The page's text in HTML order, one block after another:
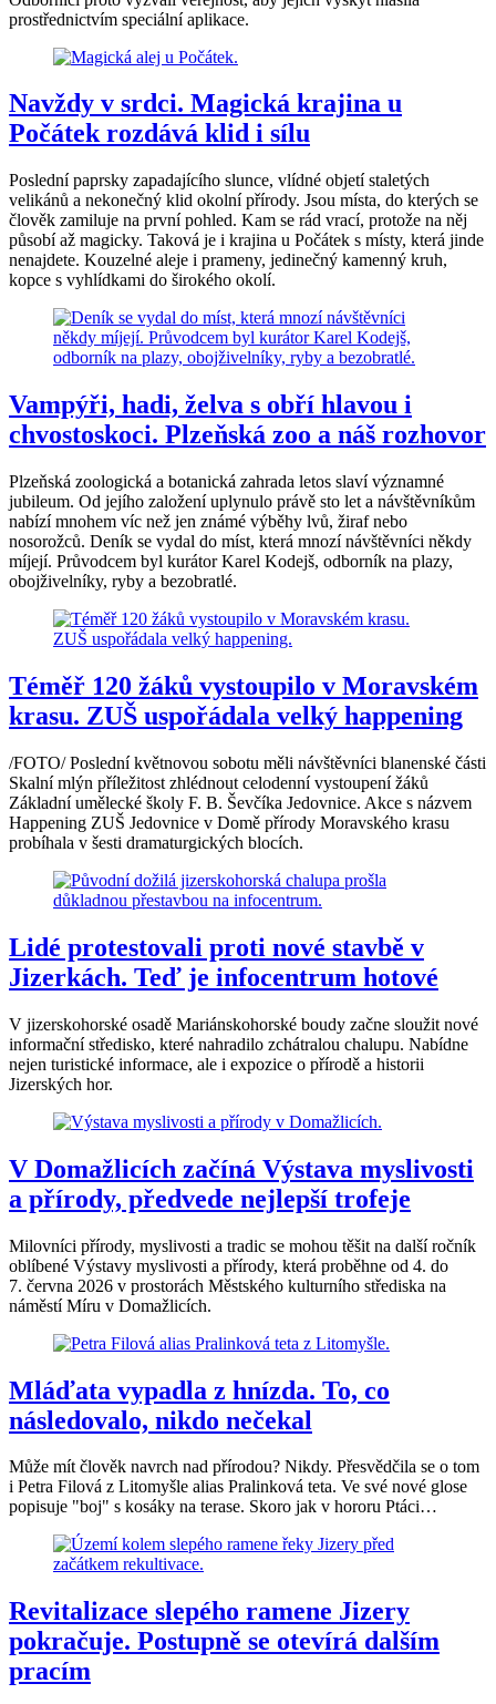
prostřednictvím speciální aplikace.
Navždy v srdci. Magická krajina u
Počátek rozdává klid i sílu
Poslední paprsky zapadajícího slunce, vlídné objetí staletých
velikánů a nekonečný klid okolní přírody. Jsou místa, do kterých se
člověk zamiluje na první pohled. Kam se rád vrací, protože na něj
působí až magicky. Taková je i krajina u Počátek s místy, která jinde
nenajdete. Kouzelné aleje i prameny, jedinečný kamenný kruh,
kopce s vyhlídkami do širokého okolí.
Vampýři, hadi, želva s obří hlavou i
chvostoskoci. Plzeňská zoo a náš rozhovor
Plzeňská zoologická a botanická zahrada letos slaví významné
jubileum. Od jejího založení uplynulo právě sto let a návštěvníkům
nabízí mnohem víc než jen známé výběhy lvů, žiraf nebo
nosorožců. Deník se vydal do míst, která mnozí návštěvníci někdy
míjejí. Průvodcem byl kurátor Karel Kodejš, odborník na plazy,
obojživelníky, ryby a bezobratlé.
Téměř 120 žáků vystoupilo v Moravském
krasu. ZUŠ uspořádala velký happening
/FOTO/ Poslední květnovou sobotu měli návštěvníci blanenské části
Skalní mlýn příležitost zhlédnout celodenní vystoupení žáků
Základní umělecké školy F. B. Ševčíka Jedovnice. Akce s názvem
Happening ZUŠ Jedovnice v Domě přírody Moravského krasu
probíhala v šesti dramaturgických blocích.
Lidé protestovali proti nové stavbě v
Jizerkách. Teď je infocentrum hotové
V jizerskohorské osadě Mariánskohorské boudy začne sloužit nové
informační středisko, které nahradilo zchátralou chalupu. Nabídne
nejen turistické informace, ale i expozice o přírodě a historii
Jizerských hor.
V Domažlicích začíná Výstava myslivosti
a přírody, předvede nejlepší trofeje
Milovníci přírody, myslivosti a tradic se mohou těšit na další ročník
oblíbené Výstavy myslivosti a přírody, která proběhne od 4. do
7. června 2026 v prostorách Městského kulturního střediska na
náměstí Míru v Domažlicích.
Mláďata vypadla z hnízda. To, co
následovalo, nikdo nečekal
Může mít člověk navrch nad přírodou? Nikdy. Přesvědčila se o tom
i Petra Filová z Litomyšle alias Pralinková teta. Ve své nové glose
popisuje "boj" s kosáky na terase. Skoro jak v hororu Ptáci…
Revitalizace slepého ramene Jizery
pokračuje. Postupně se otevírá dalším
pracím